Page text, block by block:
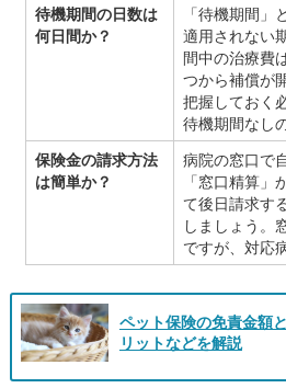
待機期間の日数は
何日間か？
「待機期間
適用されない
間中の治療費
つから補償が
把握しておく
待機期間なし
保険金の請求方法
は簡単か？
病院の窓口で
「窓口精算」
て後日請求す
しましょう。
ですが、対応
ペット保険の免責金額
リットなどを解説